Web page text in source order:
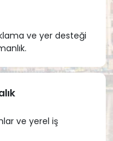
ve yer desteği
ve yerel iş